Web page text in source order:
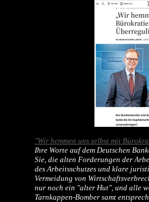
"Wir hemmen uns selbst mit
Ihre Worte auf dem Deutschen
Sie, die alten Forderungen der
des Arbeitsschutzes und klare
Vermeidung von
nur noch ein "alter Hut", und alle
Tarnkappen-Bomber samt